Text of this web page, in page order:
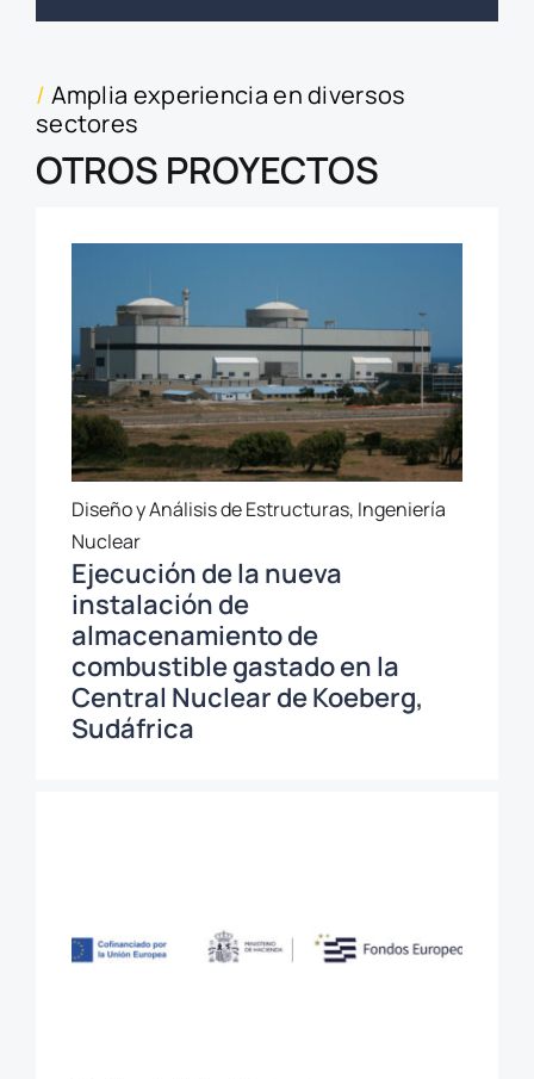
/ Amplia experiencia en diversos
sectores
OTROS PROYECTOS
Diseño y Análisis de Estructuras, Ingeniería
Nuclear
Ejecución de la nueva
instalación de
almacenamiento de
combustible gastado en la
Central Nuclear de Koeberg,
Sudáfrica